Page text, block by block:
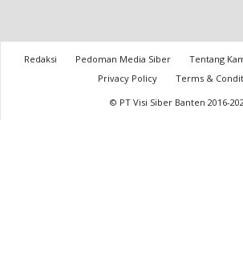
Redaksi Pedoman Media Siber Tentang
Privacy Policy
Terms &
© PT Visi Siber Banten 2016-